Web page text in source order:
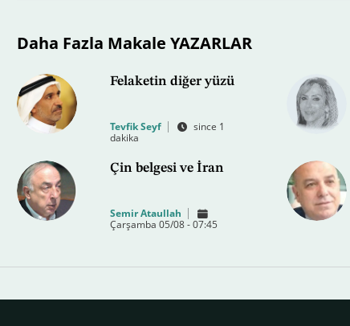
Daha Fazla Makale YAZARLAR
Felaketin diğer yüzü
Tevfik Seyf
since 1
dakika
Çin belgesi ve İran
Semir Ataullah
Çarşamba 05/08 - 07:45